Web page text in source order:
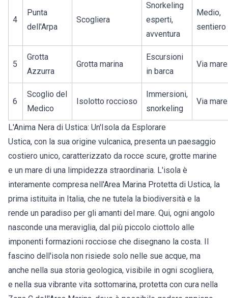
4
Punta
dell'Arpa
Scogliera
Snorkeling
esperti,
avventura
Medio,
sentiero
5
Grotta
Azzurra
Grotta marina
Escursioni
in barca
Via mare
6
Scoglio del
Medico
Isolotto roccioso
Immersioni,
snorkeling
Via mare
L'Anima Nera di Ustica: Un'Isola da Esplorare
Ustica, con la sua origine vulcanica, presenta un paesaggio
costiero unico, caratterizzato da rocce scure, grotte marine
e un mare di una limpidezza straordinaria. L'isola è
interamente compresa nell'Area Marina Protetta di Ustica, la
prima istituita in Italia, che ne tutela la biodiversità e la
rende un paradiso per gli amanti del mare. Qui, ogni angolo
nasconde una meraviglia, dal più piccolo ciottolo alle
imponenti formazioni rocciose che disegnano la costa. Il
fascino dell'isola non risiede solo nelle sue acque, ma
anche nella sua storia geologica, visibile in ogni scogliera,
e nella sua vibrante vita sottomarina, protetta con cura nella